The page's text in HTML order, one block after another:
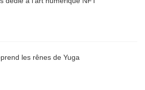
les rênes de Yuga